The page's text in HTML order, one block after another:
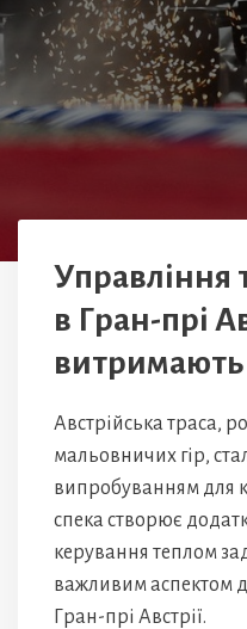
Управління
в Гран-прі
Австрійська траса,
мальовничих гір,
випробуванням для
спека створює
керування теплом
важливим аспектом
Гран-прі Австрії.